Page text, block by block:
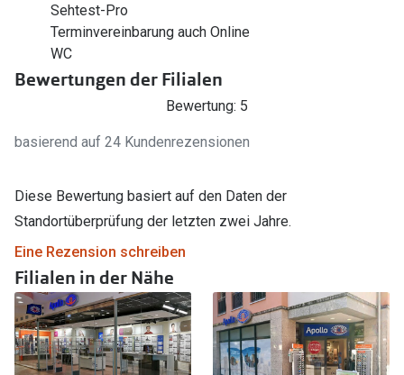
Sehtest-Pro
Terminvereinbarung auch Online
WC
Bewertungen der Filialen
Bewertung: 5
basierend auf 24 Kundenrezensionen
Diese Bewertung basiert auf den Daten der
Standortüberprüfung der letzten zwei Jahre.
Eine Rezension schreiben
Filialen in der Nähe